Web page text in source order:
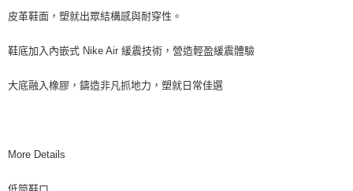
皮革鞋面，塑就出眾結構感與耐穿性。
鞋底加入內嵌式 Nike Air 緩震技術，營造輕盈緩震體驗
大底融入橡膠，鑄造非凡抓地力，塑就日常佳選
More Details